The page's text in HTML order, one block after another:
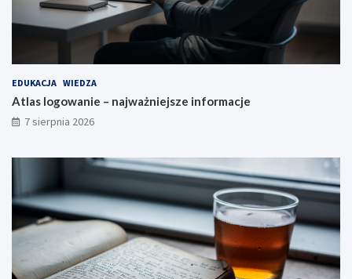
EDUKACJA WIEDZA
Atlas logowanie – najważniejsze informacje
7 sierpnia 2026